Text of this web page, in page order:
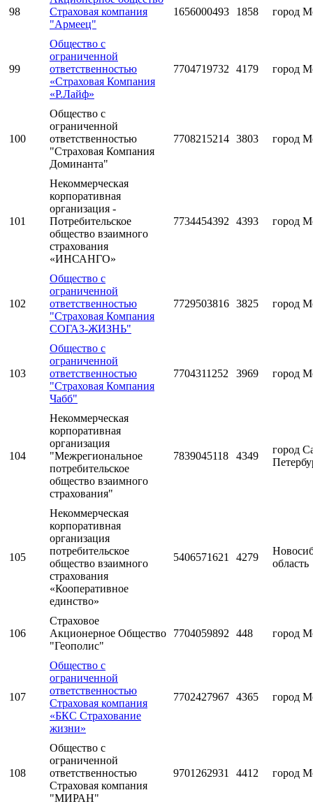
98
Страховая компания
"Армеец"
1656000493 1858 город
99
Общество с
ограниченной
ответственностью
«Страховая Компания
«Р.Лайф»
7704719732 4179 город
100
Общество с
ограниченной
ответственностью
"Страховая Компания
Доминанта"
7708215214 3803 город
101
Некоммерческая
корпоративная
организация -
Потребительское
общество взаимного
страхования
«ИНСАНГО»
7734454392 4393 город
102
Общество с
ограниченной
ответственностью
"Страховая Компания
СОГАЗ-ЖИЗНЬ"
7729503816 3825 город
103
Общество с
ограниченной
ответственностью
"Страховая Компания
Чабб"
7704311252 3969 город
104
Некоммерческая
корпоративная
организация
"Межрегиональное
потребительское
общество взаимного
страхования"
7839045118 4349
город
105
Некоммерческая
корпоративная
организация
потребительское
общество взаимного
страхования
«Кооперативное
единство»
5406571621 4279
область
106
Страховое
Акционерное Общество
"Геополис"
7704059892 448 город
107
Общество с
ограниченной
ответственностью
Страховая компания
«БКС Страхование
жизни»
7702427967 4365 город
108
Общество с
ограниченной
ответственностью
Страховая компания
"МИРАН"
9701262931 4412 город